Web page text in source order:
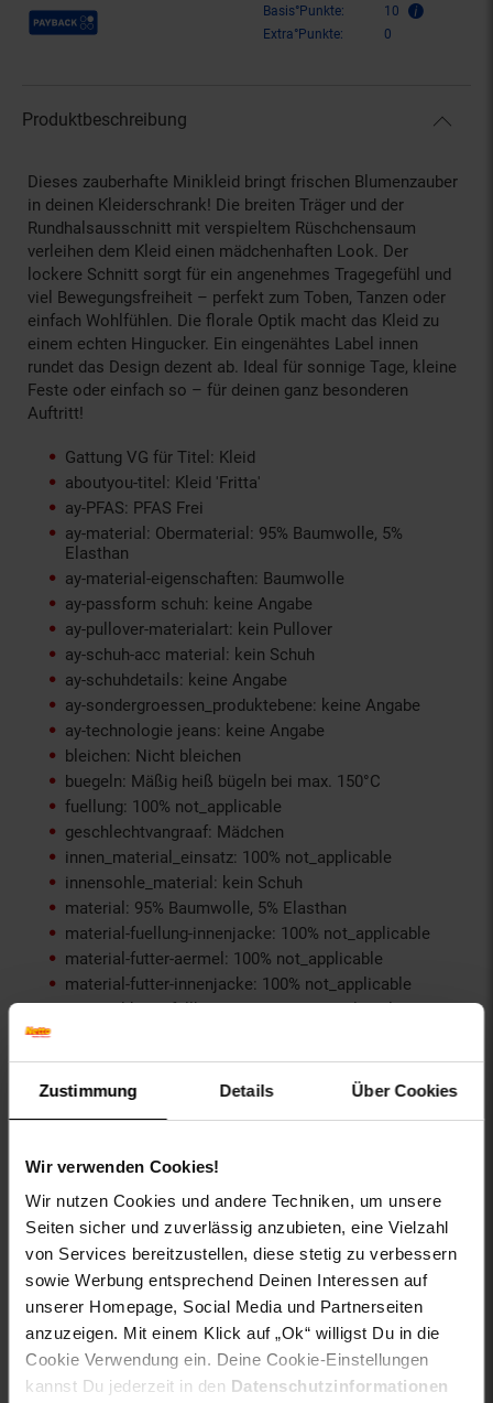
Zustimmung Details Über Cookies
Wir verwenden Cookies!
Wir nutzen Cookies und andere Techniken, um unsere
Seiten sicher und zuverlässig anzubieten, eine Vielzahl
von Services bereitzustellen, diese stetig zu verbessern
sowie Werbung entsprechend Deinen Interessen auf
unserer Homepage, Social Media und Partnerseiten
anzuzeigen. Mit einem Klick auf „Ok“ willigst Du in die
Cookie Verwendung ein. Deine Cookie-Einstellungen
kannst Du jederzeit in den Datenschutzinformationen
Payback Punkte Basis°Punkte:
10
Extra°Punkte:
0
Produktbeschreibung
Dieses zauberhafte Minikleid bringt frischen Blumenzauber
in deinen Kleiderschrank! Die breiten Träger und der
Rundhalsausschnitt mit verspieltem Rüschchensaum
verleihen dem Kleid einen mädchenhaften Look. Der
lockere Schnitt sorgt für ein angenehmes Tragegefühl und
viel Bewegungsfreiheit – perfekt zum Toben, Tanzen oder
einfach Wohlfühlen. Die florale Optik macht das Kleid zu
einem echten Hingucker. Ein eingenähtes Label innen
rundet das Design dezent ab. Ideal für sonnige Tage, kleine
Feste oder einfach so – für deinen ganz besonderen
Auftritt!
Gattung VG für Titel: Kleid
aboutyou-titel: Kleid 'Fritta'
ay-PFAS: PFAS Frei
ay-material: Obermaterial: 95% Baumwolle, 5%
Elasthan
ay-material-eigenschaften: Baumwolle
ay-passform schuh: keine Angabe
ay-pullover-materialart: kein Pullover
ay-schuh-acc material: kein Schuh
ay-schuhdetails: keine Angabe
ay-sondergroessen_produktebene: keine Angabe
ay-technologie jeans: keine Angabe
bleichen: Nicht bleichen
buegeln: Mäßig heiß bügeln bei max. 150°C
fuellung: 100% not_applicable
geschlechtvangraaf: Mädchen
innen_material_einsatz: 100% not_applicable
innensohle_material: kein Schuh
material: 95% Baumwolle, 5% Elasthan
material-fuellung-innenjacke: 100% not_applicable
material-futter-aermel: 100% not_applicable
material-futter-innenjacke: 100% not_applicable
material-kunstfellkragen: 100% not_applicable
material-oberstoff-innenseite: 100% not_applicable
material-oberstoff-mittlere-schicht: 100%
not_applicable
material-oberstoff-oberer-teil: 100% not_applicable
material-verzierung: 100% not_applicable
material_futter: 100% not_applicable
oberstoff_unterer_teil: 100% not_applicable
otto-anlaesse: Casualmode, Sommermode,
Frühlingsmode, Basic, Streetwear, Festival, Homewear,
Loungewear, Strandmode, Herbstmode, Sportmode
otto-applikationen: Brandlabel innen, Markenlabel
otto-material: Baumwolle
otto-optik: bedruckt, gemustert